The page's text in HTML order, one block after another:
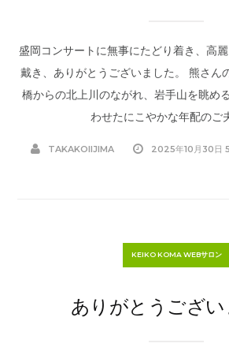
盛岡コンサートに無事にたどり着き、高
戴き、ありがとうございました。 熊さん
橋からの北上川のながれ、岩手山を眺め
わせたにこやかな年配のご
TAKAKOIIJIMA 2025年10月30日
KEIKO KOMA WEBサロン
ありがとうござい